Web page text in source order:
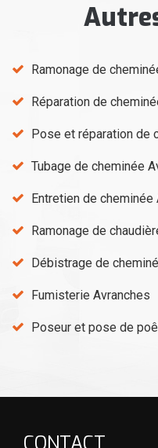
Ramonage de
Réparation de
Pose et réparation de
Tubage de cheminée
Entretien de cheminée
Ramonage de
Débistrage de
Fumisterie Avranches
Poseur et pose de